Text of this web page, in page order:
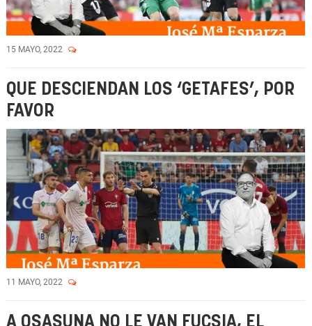
15 MAYO, 2022
QUE DESCIENDAN LOS ‘GETAFES’, POR
FAVOR
11 MAYO, 2022
A OSASUNA NO LE VAN FUCSIA, EL